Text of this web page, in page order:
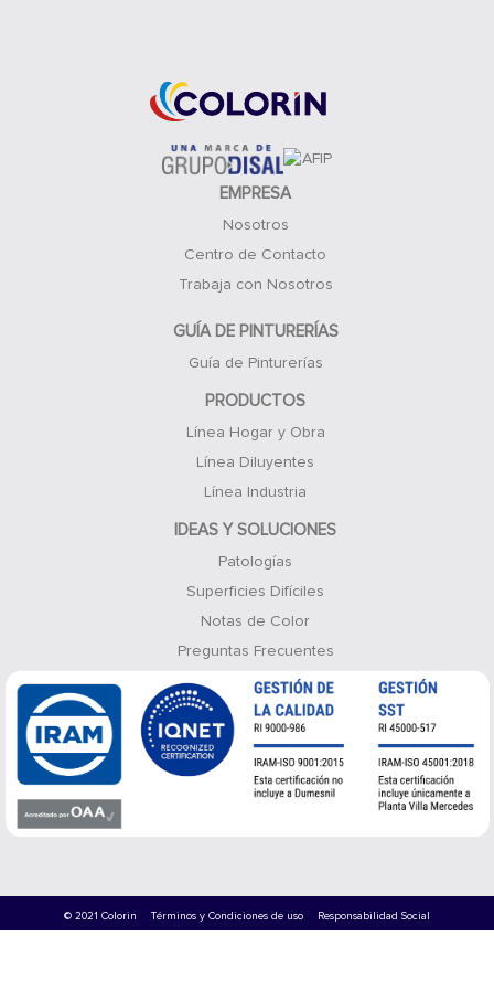
EMPRESA
Nosotros
Centro de Contacto
Trabaja con Nosotros
GUÍA DE PINTURERÍAS
Guía de Pinturerías
PRODUCTOS
Línea Hogar y Obra
Línea Diluyentes
Línea Industria
IDEAS Y SOLUCIONES
Patologías
Superficies Difíciles
Notas de Color
Preguntas Frecuentes
© 2021 Colorin Términos y Condiciones de uso Responsabilidad Social